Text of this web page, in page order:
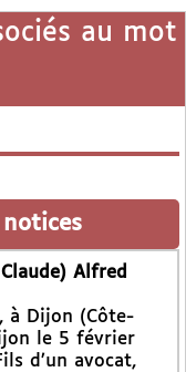
au mot
Alfred
à Dijon (Côte-
le 5 février
d’un avocat,